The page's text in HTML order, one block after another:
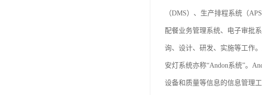
（DMS）、生产排程系统（
配餐业务管理系统、电子审批
询、设计、研发、实施等工作
安灯系统亦称“Andon系统”。
设备和质量等信息的信息管理